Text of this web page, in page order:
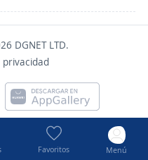
Favoritos Menú
DGNET LTD.
privacidad